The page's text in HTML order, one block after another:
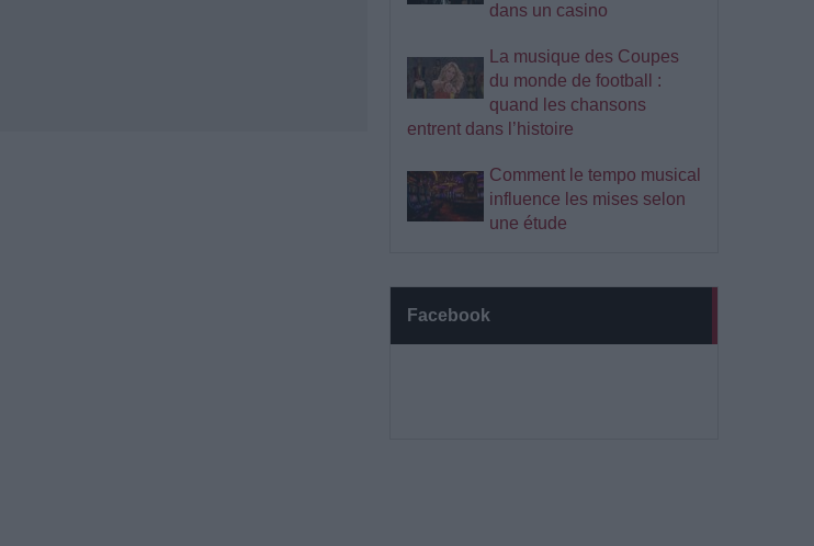
dans un casino
La musique des Coupes
du monde de football :
quand les chansons
entrent dans l’histoire
Comment le tempo musical
influence les mises selon
une étude
Facebook